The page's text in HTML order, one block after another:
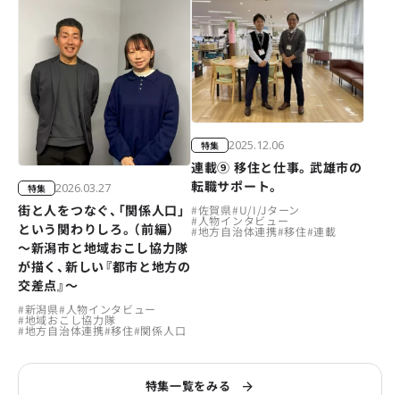
特集 2026.03.27
街と人をつなぐ、「関係人口」
という関わりしろ。（前編）
～新潟市と地域おこし協力隊
が描く、新しい『都市と地方の
交差点』～
#新潟県# 人物インタビュー
#地域おこし協力隊
#地方自治体連携#移住#関係人口
特集 2025.12.06
連載⑨ 移住と仕事。武雄市の
転職サポート。
#佐賀県#U/I/Jターン
# 人物インタビュー
#地方自治体連携#移住#連載
特集一覧をみる